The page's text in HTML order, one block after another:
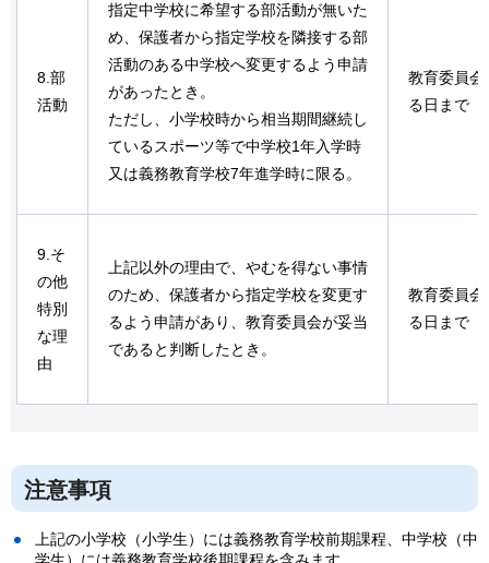
8.部
活動
指定中学校に希望する部活動が無いた
め、保護者から指定学校を隣接する部
活動のある中学校へ変更するよう申請
があったとき。
ただし、小学校時から相当期間継続し
ているスポーツ等で中学校1年入学時
又は義務教育学校7年進学時に限る。
教育委員会
る日まで
9.そ
の他
特別
な理
由
上記以外の理由で、やむを得ない事情
のため、保護者から指定学校を変更す
るよう申請があり、教育委員会が妥当
であると判断したとき。
教育委員会
る日まで
注意事項
上記の小学校（小学生）には義務教育学校前期課程、中学校（中